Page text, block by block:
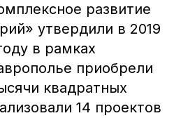
развитие
утвердили в 2019
в рамках
приобрели
квадратных
14 проектов